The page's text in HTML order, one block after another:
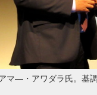
マ―・アワダラ氏。基